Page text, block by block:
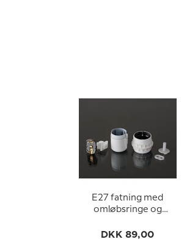
E27 fatning med
omløbsringe og
hvid
DKK 89,00